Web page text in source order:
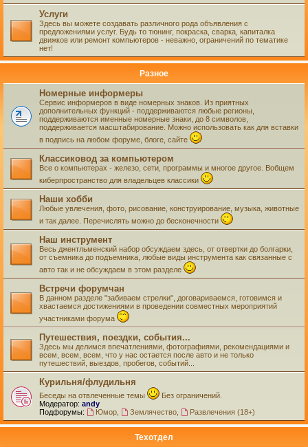
Услуги
Здесь вы можете создавать различного рода объявления с
предложениями услуг. Будь то тюнинг, покраска, сварка, капиталка
движков или ремонт компьютеров - неважно, ограничений по тематике
нет!
Разное
Номерные информеры
Сервис информеров в виде номерных знаков. Из приятных
дополнительных функций - поддерживаются любые регионы,
поддерживаются именные номерные знаки, до 8 символов,
поддерживается масштабирование. Можно использовать как для вставки
в подпись на любом форуме, блоге, сайте
Классиковод за компьютером
Все о компьютерах - железо, сети, программы и многое другое. Вобщем
киберпространство для владельцев классики
Наши хобби
Любые увлечения, фото, рисование, конструирование, музыка, животные
и так далее. Перечислять можно до бесконечности
Наш инструмент
Весь джентльменский набор обсуждаем здесь, от отвертки до болгарки,
от съемника до подъемника, любые виды инструмента как связанные с
авто так и не обсуждаем в этом разделе
Встречи форумчан
В данном разделе "забиваем стрелки", договариваемся, готовимся и
хвастаемся достижениями в проведении совместных мероприятий
участниками форума
Путешествия, поездки, события...
Здесь мы делимся впечатлениями, фотографиями, рекомендациями и
всем, всем, всем, что у нас остается после авто и не только
путешествий, выездов, пробегов, событий...
Курильня/флудильня
Беседы на отвлеченные темы
Без ограничений.
Модератор: andy
Подфорумы:
Юмор, Землячество, Развлечения (18+)
Техотдел